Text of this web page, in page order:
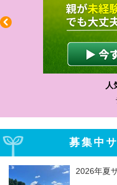
人
募集中
2026年夏